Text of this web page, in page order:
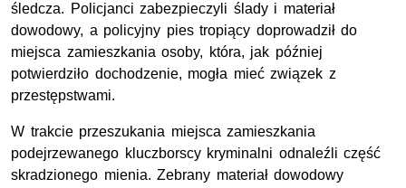
śledcza. Policjanci zabezpieczyli ślady i materiał
dowodowy, a policyjny pies tropiący doprowadził do
miejsca zamieszkania osoby, która, jak później
potwierdziło dochodzenie, mogła mieć związek z
przestępstwami.
W trakcie przeszukania miejsca zamieszkania
podejrzewanego kluczborscy kryminalni odnaleźli część
skradzionego mienia. Zebrany materiał dowodowy